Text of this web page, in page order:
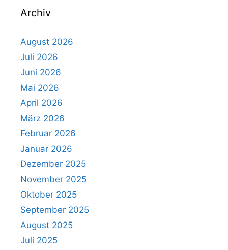
Archiv
August 2026
Juli 2026
Juni 2026
Mai 2026
April 2026
März 2026
Februar 2026
Januar 2026
Dezember 2025
November 2025
Oktober 2025
September 2025
August 2025
Juli 2025